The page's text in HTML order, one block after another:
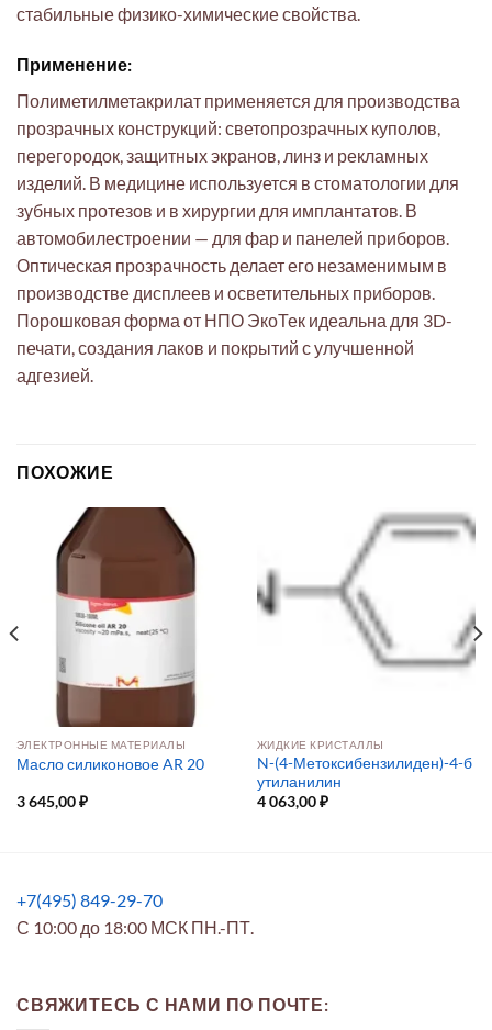
стабильные физико-химические свойства.
Применение:
Полиметилметакрилат применяется для производства
прозрачных конструкций: светопрозрачных куполов,
перегородок, защитных экранов, линз и рекламных
изделий. В медицине используется в стоматологии для
зубных протезов и в хирургии для имплантатов. В
автомобилестроении — для фар и панелей приборов.
Оптическая прозрачность делает его незаменимым в
производстве дисплеев и осветительных приборов.
Порошковая форма от НПО ЭкоТек идеальна для 3D-
печати, создания лаков и покрытий с улучшенной
адгезией.
ПОХОЖИЕ
ЭЛЕКТРОННЫЕ МАТЕРИАЛЫ
Масло силиконовое AR 20
3 645,00₽
ЖИДКИЕ КРИСТАЛЛЫ
N-(4-Метоксибензилиден)-4-б
утиланилин
4 063,00₽
+7(495) 849-29-70
С 10:00 до 18:00 МСК ПН.-ПТ.
СВЯЖИТЕСЬ С НАМИ ПО ПОЧТЕ: